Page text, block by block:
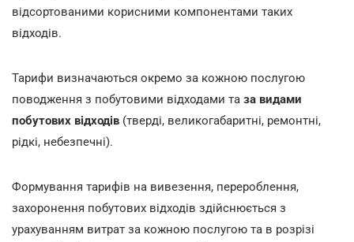
відсортованими корисними компонентами таких
відходів.
Тарифи визначаються окремо за кожною послугою
поводження з побутовими відходами та за видами
побутових відходів (тверді, великогабаритні, ремонтні,
рідкі, небезпечні).
Формування тарифів на вивезення, перероблення,
захоронення побутових відходів здійснюється з
урахуванням витрат за кожною послугою та в розрізі